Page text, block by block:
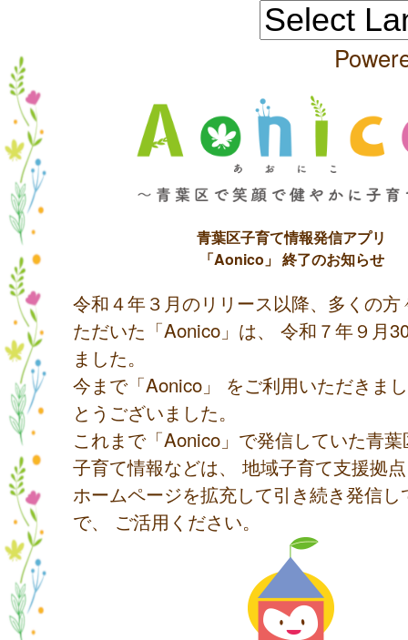
青葉区子育て情報発信アプリ
「Aonico」 終了のお知らせ
令和４年３月のリリース以降、多くの方
ただいた「Aonico」は、 令和７年９月
ました。
今まで「Aonico」 をご利用いただきま
とうございました。
これまで「Aonico」で発信していた青
子育て情報などは、 地域子育て支援拠
ホームページを拡充して引き続き発信し
で、 ご活用ください。